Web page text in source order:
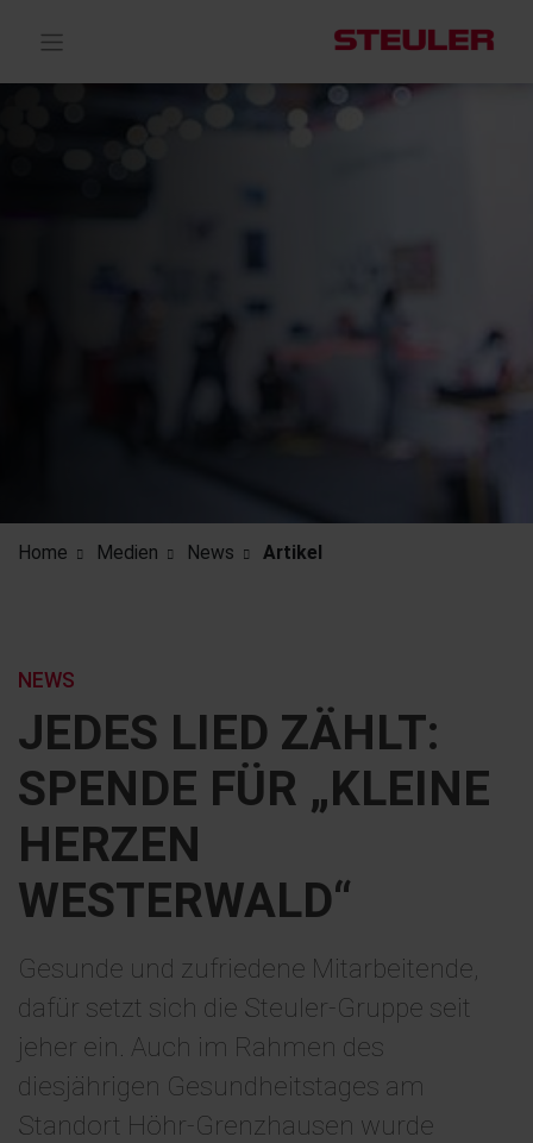
Home Medien News Artikel
JEDES LIED ZÄHLT:
SPENDE FÜR „KLEINE
HERZEN
WESTERWALD“
NEWS
Gesunde und zufriedene Mitarbeitende,
dafür setzt sich die Steuler-Gruppe seit
jeher ein. Auch im Rahmen des
diesjährigen Gesundheitstages am
Standort Höhr-Grenzhausen wurde